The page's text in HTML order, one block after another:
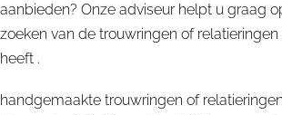
aanbieden? Onze adviseur helpt u graag
zoeken van de trouwringen of
heeft .
handgemaakte trouwringen of